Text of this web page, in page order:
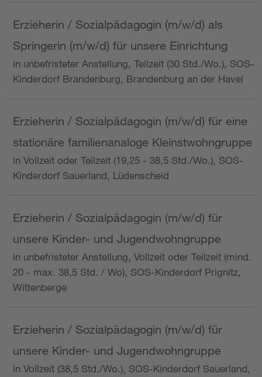
Erzieherin / Sozialpädagogin (m/w/d) als
Springerin (m/w/d) für unsere Einrichtung
in unbefristeter Anstellung, Teilzeit (30 Std./Wo.), SOS-
Kinderdorf Brandenburg, Brandenburg an der Havel
Erzieherin / Sozialpädagogin (m/w/d) für eine
stationäre familienanaloge Kleinstwohngruppe
in Vollzeit oder Teilzeit (19,25 - 38,5 Std./Wo.), SOS-
Kinderdorf Sauerland, Lüdenscheid
Erzieherin / Sozialpädagogin (m/w/d) für
unsere Kinder- und Jugendwohngruppe
in unbefristeter Anstellung, Vollzeit oder Teilzeit (mind.
20 - max. 38,5 Std. / Wo), SOS-Kinderdorf Prignitz,
Wittenberge
Erzieherin / Sozialpädagogin (m/w/d) für
unsere Kinder- und Jugendwohngruppe
in Vollzeit (38,5 Std./Wo.), SOS-Kinderdorf Sauerland,